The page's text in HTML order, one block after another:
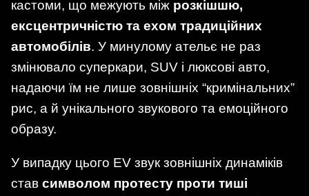
кастоми, що межують між розкішшю,
ексцентричністю та ехом традиційних
автомобілів. У минулому ательє не раз
змінювало суперкари, SUV і люксові авто,
надаючи їм не лише зовнішніх “кримінальних”
рис, а й унікального звукового та емоційного
образу.
У випадку цього EV звук зовнішніх динаміків
став символом протесту проти тиші